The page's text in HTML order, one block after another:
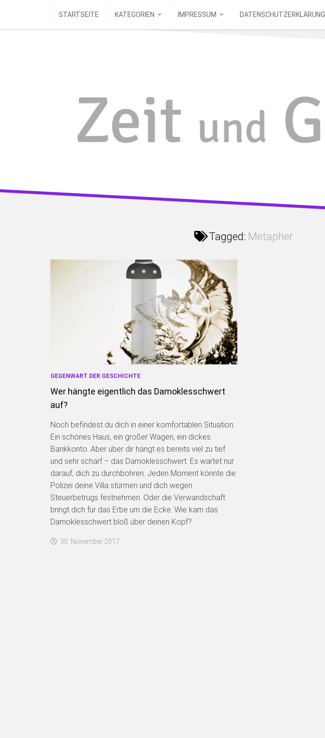
content
STARTSEITE KATEGORIEN IMPRESSUM DATENSCHUTZERKLÄRUNG
Tagged: Metapher
GEGENWART DER GESCHICHTE
Wer hängte eigentlich das Damoklesschwert
auf?
Noch befindest du dich in einer komfortablen Situation.
Ein schönes Haus, ein großer Wagen, ein dickes
Bankkonto. Aber über dir hängt es bereits viel zu tief
und sehr scharf – das Damoklesschwert. Es wartet nur
darauf, dich zu durchbohren. Jeden Moment könnte die
Polizei deine Villa stürmen und dich wegen
Steuerbetrugs festnehmen. Oder die Verwandschaft
bringt dich für das Erbe um die Ecke. Wie kam das
Damoklesschwert bloß über deinen Kopf?
30. November 2017